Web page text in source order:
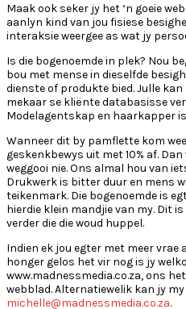
Maak ook seker jy het ‘n goeie
aanlyn kind van jou fisiese
interaksie weergee as wat jy
Is die bogenoemde in plek? Nou
bou met mense in dieselfde
dienste of produkte bied. Julle
mekaar se kliënte databasisse
Modelagentskap en haarkapper
Wanneer dit by pamflette kom
geskenkbewys uit met 10% af.
weggooi nie. Ons almal hou van
Drukwerk is bitter duur en mens
teikenmark. Die bogenoemde is
hierdie klein mandjie van my. Dit
verder die die woud huppel.
Indien ek jou egter met meer
honger gelos het vir nog is jy
www.madnessmedia.co.za, ons
webblad. Alternatiewelik kan jy
michelle@madnessmedia.co.za.